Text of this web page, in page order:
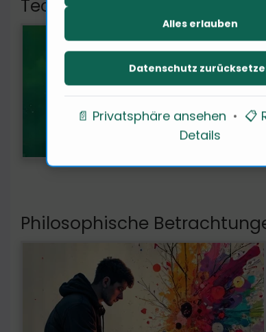
Technologische
Philosophische
Alles erlauben
Datenschutz
📄 Privatsphäre ansehen • 📋
Details